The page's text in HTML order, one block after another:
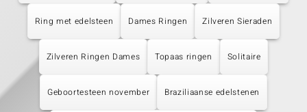
Ring met edelsteen Dames Ringen Zilveren Sieraden
Zilveren Ringen Dames Topaas ringen Solitaire
Geboortesteen november Braziliaanse edelstenen